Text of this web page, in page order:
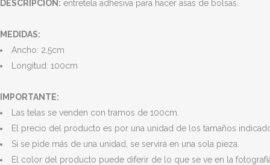
DESCRIPCIÓN: entretela adhesiva para hacer asas de bolsas.
MEDIDAS:
Ancho: 2,5cm
Longitud: 100cm
IMPORTANTE:
Las telas se venden con tramos de 100cm.
El precio del producto es por una unidad de los tamaños
Si se pide más de una unidad, se servirá en una sola pieza.
El color del producto puede diferir de lo que se ve en la